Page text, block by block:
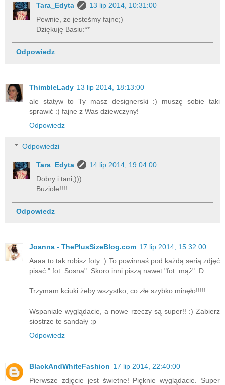
Tara_Edyta
13 lip 2014, 10:31:00
Pewnie, że jesteśmy fajne;)
Dziękuję Basiu:**
Odpowiedz
ThimbleLady 13 lip 2014, 18:13:00
ale statyw to Ty masz designerski :) muszę sobie taki
sprawić :) fajne z Was dziewczyny!
Odpowiedz
Odpowiedzi
Tara_Edyta
14 lip 2014, 19:04:00
Dobry i tani;)))
Buziole!!!!
Odpowiedz
Joanna - ThePlusSizeBlog.com 17 lip 2014, 15:32:00
Aaaa to tak robisz foty :) To powinnaś pod każdą serią zdjęć
pisać " fot. Sosna". Skoro inni piszą nawet "fot. mąż" :D
Trzymam kciuki żeby wszystko, co złe szybko minęło!!!!!
Wspaniale wyglądacie, a nowe rzeczy są super!! :) Zabierz
siostrze te sandały :p
Odpowiedz
BlackAndWhiteFashion 17 lip 2014, 22:40:00
Pierwsze zdjęcie jest świetne! Pięknie wyglądacie. Super